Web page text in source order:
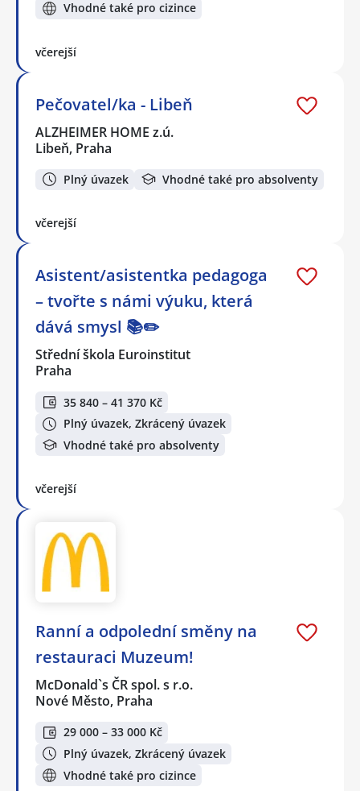
Vhodné také pro cizince
včerejší
Pečovatel/ka - Libeň
ALZHEIMER HOME z.ú.
Libeň, Praha
Plný úvazek Vhodné také pro absolventy
včerejší
Asistent/asistentka pedagoga
– tvořte s námi výuku, která
dává smysl 📚✏️
Střední škola Euroinstitut
Praha
35 840 – 41 370 Kč
Plný úvazek, Zkrácený úvazek
Vhodné také pro absolventy
včerejší
Ranní a odpolední směny na
restauraci Muzeum!
McDonald`s ČR spol. s r.o.
Nové Město, Praha
29 000 – 33 000 Kč
Plný úvazek, Zkrácený úvazek
Vhodné také pro cizince